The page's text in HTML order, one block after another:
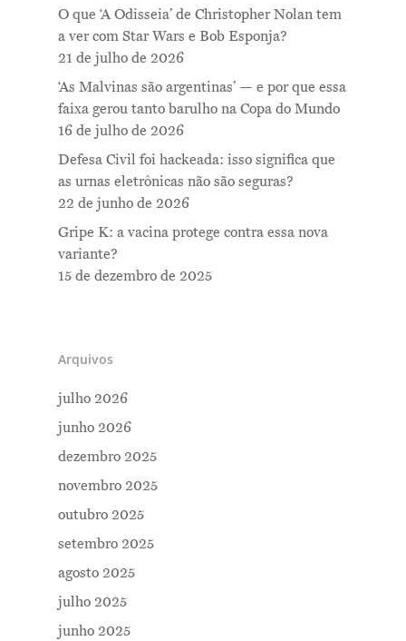
O que ‘A Odisseia’ de Christopher Nolan tem
a ver com Star Wars e Bob Esponja?
21 de julho de 2026
‘As Malvinas são argentinas’ — e por que essa
faixa gerou tanto barulho na Copa do Mundo
16 de julho de 2026
Defesa Civil foi hackeada: isso significa que
as urnas eletrônicas não são seguras?
22 de junho de 2026
Gripe K: a vacina protege contra essa nova
variante?
15 de dezembro de 2025
Arquivos
julho 2026
junho 2026
dezembro 2025
novembro 2025
outubro 2025
setembro 2025
agosto 2025
julho 2025
junho 2025